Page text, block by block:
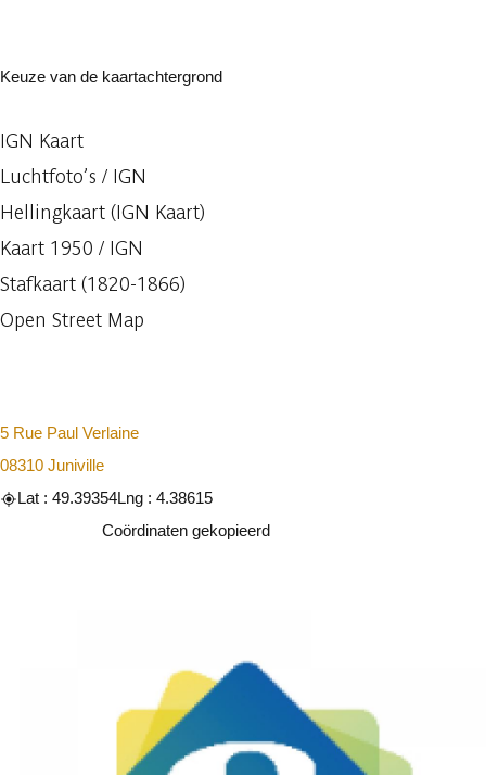
Keuze van de kaartachtergrond
IGN Kaart
Luchtfoto’s / IGN
Hellingkaart (IGN Kaart)
Kaart 1950 / IGN
Stafkaart (1820-1866)
Open Street Map
5 Rue Paul Verlaine
08310 Juniville
Lat : 49.39354Lng : 4.38615
Coördinaten gekopieerd